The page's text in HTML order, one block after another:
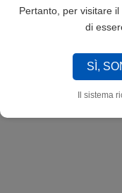
Pertanto, per visitare
di
SÌ,
Il sistema